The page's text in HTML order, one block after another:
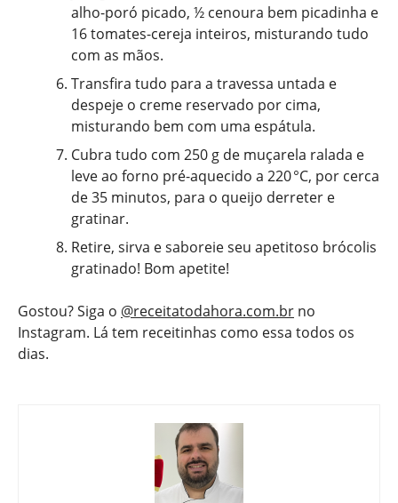
alho-poró picado, ½ cenoura bem picadinha e
16 tomates-cereja inteiros, misturando tudo
com as mãos.
Transfira tudo para a travessa untada e
despeje o creme reservado por cima,
misturando bem com uma espátula.
Cubra tudo com 250 g de muçarela ralada e
leve ao forno pré-aquecido a 220 °C, por cerca
de 35 minutos, para o queijo derreter e
gratinar.
Retire, sirva e saboreie seu apetitoso brócolis
gratinado! Bom apetite!
Gostou? Siga o @receitatodahora.com.br no
Instagram. Lá tem receitinhas como essa todos os
dias.